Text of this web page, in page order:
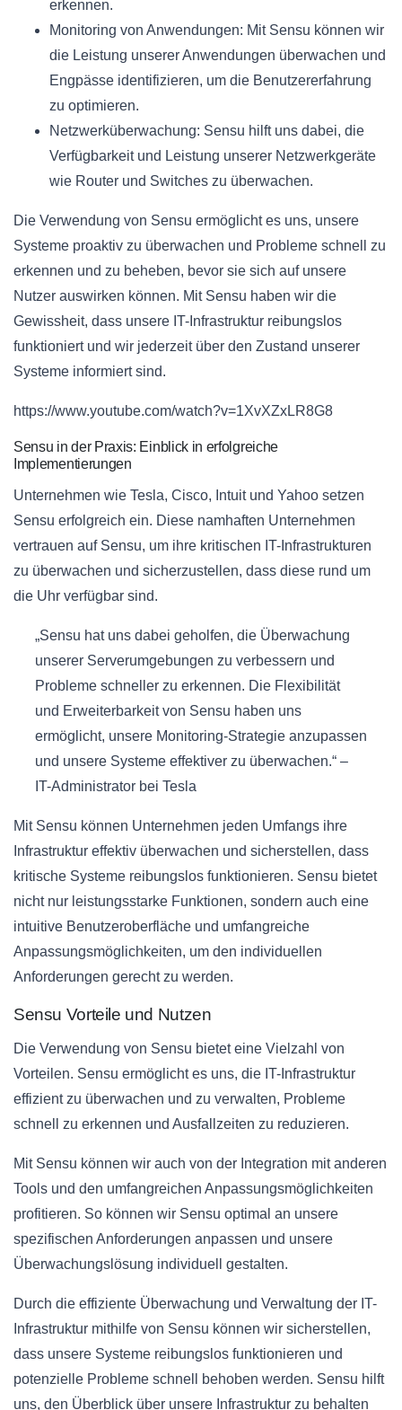
erkennen.
Monitoring von Anwendungen: Mit Sensu können wir
die Leistung unserer Anwendungen überwachen und
Engpässe identifizieren, um die Benutzererfahrung
zu optimieren.
Netzwerküberwachung: Sensu hilft uns dabei, die
Verfügbarkeit und Leistung unserer Netzwerkgeräte
wie Router und Switches zu überwachen.
Die Verwendung von Sensu ermöglicht es uns, unsere
Systeme proaktiv zu überwachen und Probleme schnell zu
erkennen und zu beheben, bevor sie sich auf unsere
Nutzer auswirken können. Mit Sensu haben wir die
Gewissheit, dass unsere IT-Infrastruktur reibungslos
funktioniert und wir jederzeit über den Zustand unserer
Systeme informiert sind.
https://www.youtube.com/watch?v=1XvXZxLR8G8
Sensu in der Praxis: Einblick in erfolgreiche
Implementierungen
Unternehmen wie Tesla, Cisco, Intuit und Yahoo setzen
Sensu erfolgreich ein. Diese namhaften Unternehmen
vertrauen auf Sensu, um ihre kritischen IT-Infrastrukturen
zu überwachen und sicherzustellen, dass diese rund um
die Uhr verfügbar sind.
„Sensu hat uns dabei geholfen, die Überwachung
unserer Serverumgebungen zu verbessern und
Probleme schneller zu erkennen. Die Flexibilität
und Erweiterbarkeit von Sensu haben uns
ermöglicht, unsere Monitoring-Strategie anzupassen
und unsere Systeme effektiver zu überwachen.“ –
IT-Administrator bei Tesla
Mit Sensu können Unternehmen jeden Umfangs ihre
Infrastruktur effektiv überwachen und sicherstellen, dass
kritische Systeme reibungslos funktionieren. Sensu bietet
nicht nur leistungsstarke Funktionen, sondern auch eine
intuitive Benutzeroberfläche und umfangreiche
Anpassungsmöglichkeiten, um den individuellen
Anforderungen gerecht zu werden.
Sensu Vorteile und Nutzen
Die Verwendung von Sensu bietet eine Vielzahl von
Vorteilen. Sensu ermöglicht es uns, die IT-Infrastruktur
effizient zu überwachen und zu verwalten, Probleme
schnell zu erkennen und Ausfallzeiten zu reduzieren.
Mit Sensu können wir auch von der Integration mit anderen
Tools und den umfangreichen Anpassungsmöglichkeiten
profitieren. So können wir Sensu optimal an unsere
spezifischen Anforderungen anpassen und unsere
Überwachungslösung individuell gestalten.
Durch die effiziente Überwachung und Verwaltung der IT-
Infrastruktur mithilfe von Sensu können wir sicherstellen,
dass unsere Systeme reibungslos funktionieren und
potenzielle Probleme schnell behoben werden. Sensu hilft
uns, den Überblick über unsere Infrastruktur zu behalten